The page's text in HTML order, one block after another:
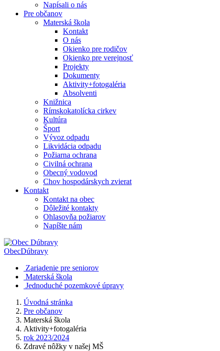
Napísali o nás
Pre občanov
Materská škola
Kontakt
O nás
Okienko pre rodičov
Okienko pre verejnosť
Projekty
Dokumenty
Aktivity+fotogaléria
Absolventi
Knižnica
Rímskokatolícka cirkev
Kultúra
Šport
Vývoz odpadu
Likvidácia odpadu
Požiarna ochrana
Civilná ochrana
Obecný vodovod
Chov hospodárskych zvierat
Kontakt
Kontakt na obec
Dôležité kontakty
Ohlasovňa požiarov
Napíšte nám
ObecDúbravy
Zariadenie pre seniorov
Materská škola
Jednoduché pozemkové úpravy
Úvodná stránka
Pre občanov
Materská škola
Aktivity+fotogaléria
rok 2023/2024
Zdravé nôžky v našej MŠ